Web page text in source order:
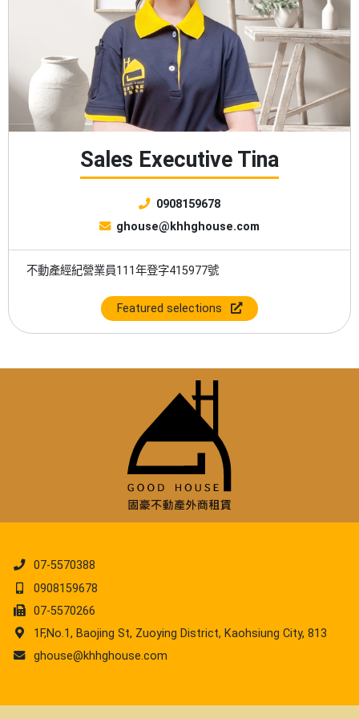
Sales Executive Tina
0908159678
ghouse@khhghouse.com
不動產經紀營業員111年登字415977號
Featured selections
07-5570388
0908159678
07-5570266
1F,No.1, Baojing St, Zuoying District, Kaohsiung City, 813
ghouse@khhghouse.com